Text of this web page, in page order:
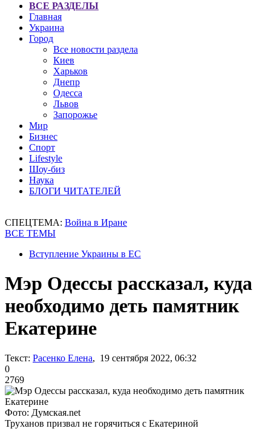
ВСЕ РАЗДЕЛЫ
Главная
Украина
Город
Все новости раздела
Киев
Харьков
Днепр
Одесса
Львов
Запорожье
Мир
Бизнес
Спорт
Lifestyle
Шоу-биз
Наука
БЛОГИ ЧИТАТЕЛЕЙ
СПЕЦТЕМА: Война в Иране
ВСЕ ТЕМЫ
Вступление Украины в ЕС
Мэр Одессы рассказал, куда
необходимо деть памятник
Екатерине
Текст: Расенко Елена, 19 сентября 2022, 06:32
0
2769
Фото: Думская.net
Труханов призвал не горячиться с Екатериной